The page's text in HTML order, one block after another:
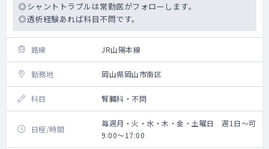
◎シャントトラブルは常勤医がフォローします。
◎透析経験あれば科目不問です。
路線 JR山陽本線
勤務地 岡山県岡山市南区
科目 腎臓科・不問
日程/時間
毎週月・火・水・木・金・土曜日 週1日～可
9:00～17:00